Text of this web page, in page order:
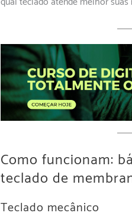
Como funcionam:
teclado de
Teclado mecânico